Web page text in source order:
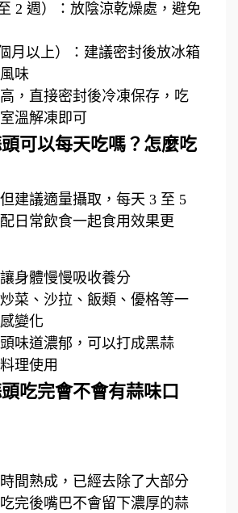
2 週）：放陰涼乾燥處，避免
月以上）：建議密封後放冰箱
味
，直接密封後冷凍保存，吃
溫解凍即可
頭可以每天吃嗎？怎麼吃
建議適量攝取，每天 3 至 5
日常飲食一起食用效果更
身體慢慢吸收養分
菜、沙拉、飯類、優格等一
變化
味道濃郁，可以打成黑蒜
理使用
頭吃完會不會有蒜味口
間熟成，已經去除了大部分
完後嘴巴不會留下濃厚的蒜